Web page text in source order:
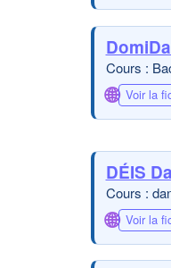
Cours :
🌐 Voir la
DÉIS
Cours :
🌐 Voir la